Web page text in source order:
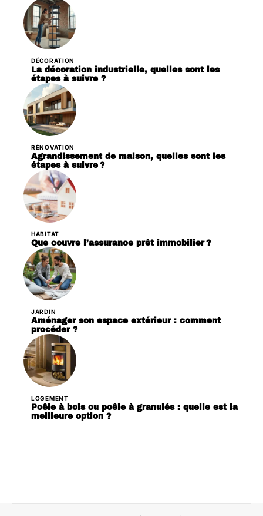
DÉCORATION
La décoration industrielle, quelles sont les
étapes à suivre ?
RÉNOVATION
Agrandissement de maison, quelles sont les
étapes à suivre ?
HABITAT
Que couvre l’assurance prêt immobilier ?
JARDIN
Aménager son espace extérieur : comment
procéder ?
LOGEMENT
Poêle à bois ou poêle à granulés : quelle est la
meilleure option ?